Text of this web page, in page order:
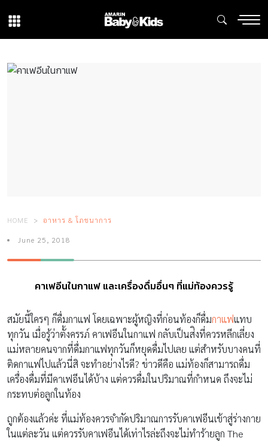
HOME อาหาร & โภชนาการ
June 25, 2018
คาเฟอีนในกาแฟ และเครื่องดื่มอื่นๆ ที่แม่ท้องควรรู้
สมัยนี้ใครๆ ก็ดื่มกาแฟ โดยเฉพาะผู้หญิงที่ก่อนท้องก็ดื่มกาแฟแทบ
ทุกวัน เมื่อรู้ว่าตั้งครรภ์ คาเฟอีนในกาแฟ กลับเป็นส่ิงที่ควรหลีกเลี่ยง
แม่หลายคนจากที่ดื่มกาแฟทุกวันก็หยุดดื่มไปเลย แต่สำหรับบางคนที่
ติดกาแฟไปแล้วนี่สิ จะทำอย่างไรดี? ข่าวดีคือ แม่ท้องก็สามารถดื่ม
เครื่องดื่มที่มีคาเฟอีนได้บ้าง แต่ควรดื่มในปริมาณที่กำหนด ถึงจะไม่
กระทบต่อลูกในท้อง
ถูกต้องแล้วค่ะ ที่แม่ท้องควรจำกัดปริมาณการรับคาเฟอีนเข้าสู่ร่างกาย
ในแต่ละวัน แต่ควรรับคาเฟอีนได้เท่าไรล่ะถึงจะไม่ทำร้ายลูก The